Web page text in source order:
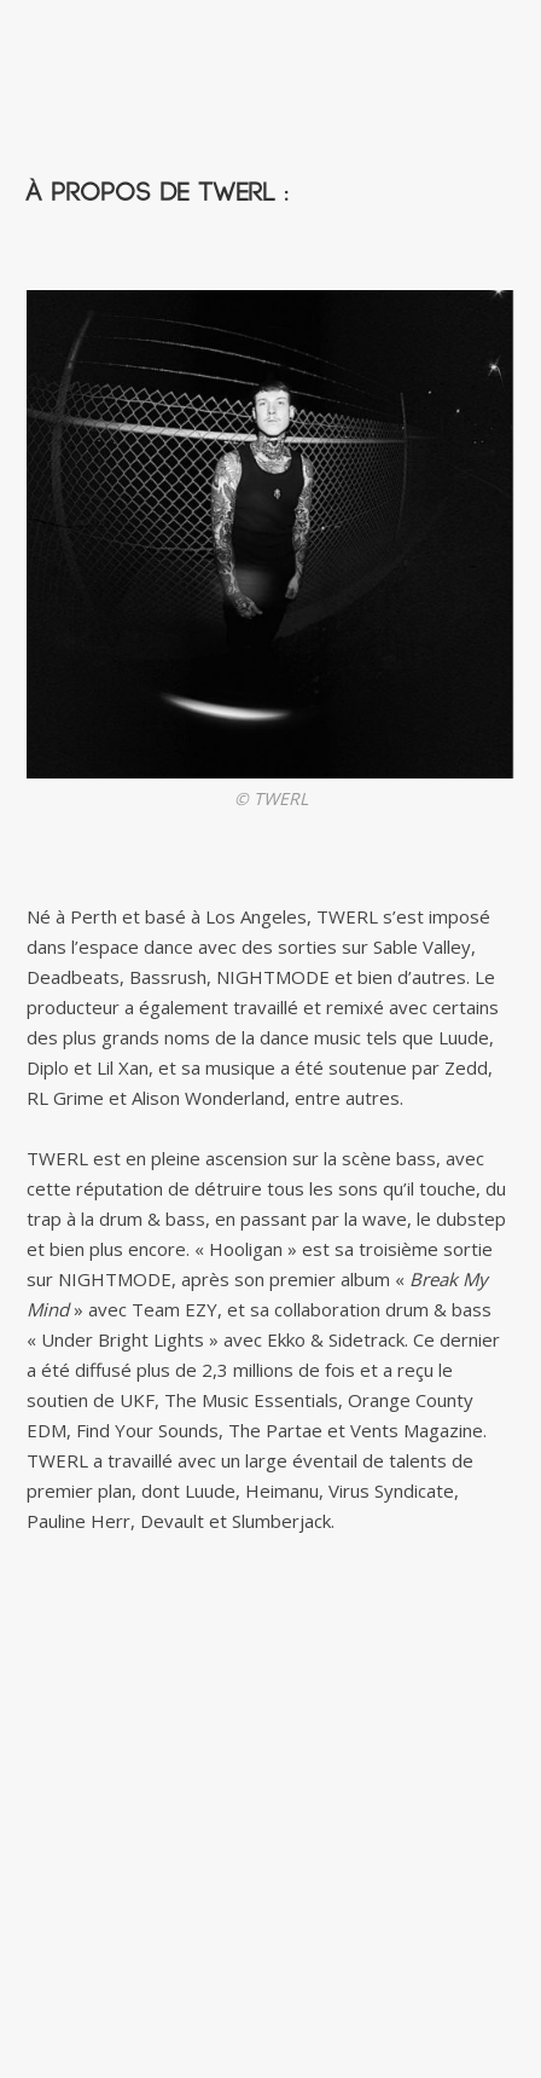
À propos de TWERL :
© TWERL
Né à Perth et basé à Los Angeles, TWERL s’est imposé
dans l’espace dance avec des sorties sur Sable Valley,
Deadbeats, Bassrush, NIGHTMODE et bien d’autres. Le
producteur a également travaillé et remixé avec certains
des plus grands noms de la dance music tels que Luude,
Diplo et Lil Xan, et sa musique a été soutenue par Zedd,
RL Grime et Alison Wonderland, entre autres.
TWERL est en pleine ascension sur la scène bass, avec
cette réputation de détruire tous les sons qu’il touche, du
trap à la drum & bass, en passant par la wave, le dubstep
et bien plus encore. « Hooligan » est sa troisième sortie
sur NIGHTMODE, après son premier album « Break My
Mind» avec Team EZY, et sa collaboration drum & bass
« Under Bright Lights » avec Ekko & Sidetrack. Ce dernier
a été diffusé plus de 2,3 millions de fois et a reçu le
soutien de UKF, The Music Essentials, Orange County
EDM, Find Your Sounds, The Partae et Vents Magazine.
TWERL a travaillé avec un large éventail de talents de
premier plan, dont Luude, Heimanu, Virus Syndicate,
Pauline Herr, Devault et Slumberjack.